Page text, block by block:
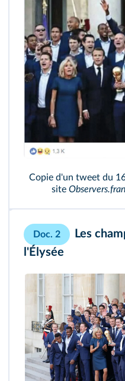
Copie d'un tweet du
site
Doc. 2
Les
l'Élysée